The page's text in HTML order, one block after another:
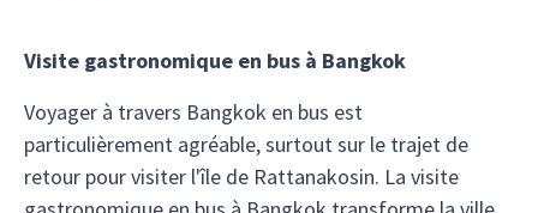
Visite gastronomique en bus à Bangkok
Voyager à travers Bangkok en bus est
particulièrement agréable, surtout sur le trajet de
retour pour visiter l'île de Rattanakosin. La visite